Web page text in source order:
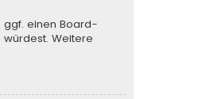
ggf. einen Board-
Weitere